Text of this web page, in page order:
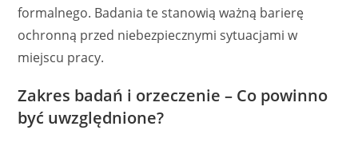
formalnego. Badania te stanowią ważną barierę
ochronną przed niebezpiecznymi sytuacjami w
miejscu pracy.
Zakres badań i orzeczenie – Co powinno
być uwzględnione?